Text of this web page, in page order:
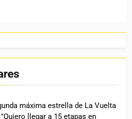
máxima estrella de La Vuelta
llegar a 15 etapas en